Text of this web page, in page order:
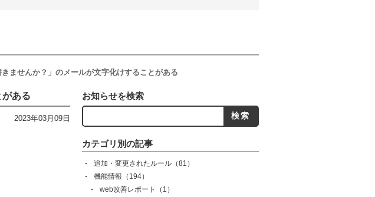
きませんか？」のメールが文字化けすることがある
がある
2023年03月09日
お知らせを検索
カテゴリ別の記事
追加・変更されたルール （81）
機能情報 （194）
web改善レポート
（1）